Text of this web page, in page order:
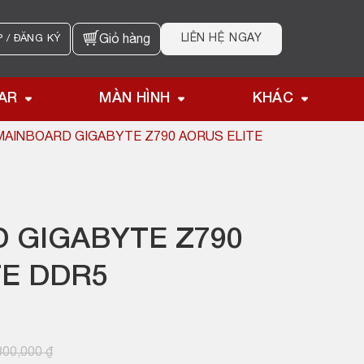
/ ĐĂNG KÝ Giỏ hàng LIÊN HỆ NGAY
MÀN HÌNH KHÁC
GIGABYTE Z790 AORUS ELITE
GIGABYTE Z790
DDR5
₫